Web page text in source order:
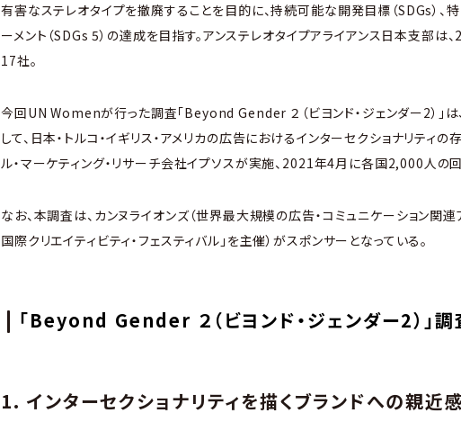
有害なステレオタイプを撤廃することを目的に、持続可能な開発目標（SDGs）、
ーメント（SDGs 5）の達成を目指す。アンステレオタイプアライアンス日本支部
17社。
今回UN Womenが行った調査「Beyond Gender ２（ビヨンド・ジェンダー2）」は
して、日本・トルコ・イギリス・アメリカの広告におけるインターセクショナリティ
ル・マーケティング・リサーチ会社イプソスが実施、2021年4月に各国2,000人の
なお、本調査は、カンヌライオンズ（世界最大規模の広告・コミュニケーション関連
国際クリエイティビティ・フェスティバル」を主催）がスポンサーとなっている。
「Beyond Gender ２（ビヨンド・ジェンダー2）」
1. インターセクショナリティを描くブランドへの親近